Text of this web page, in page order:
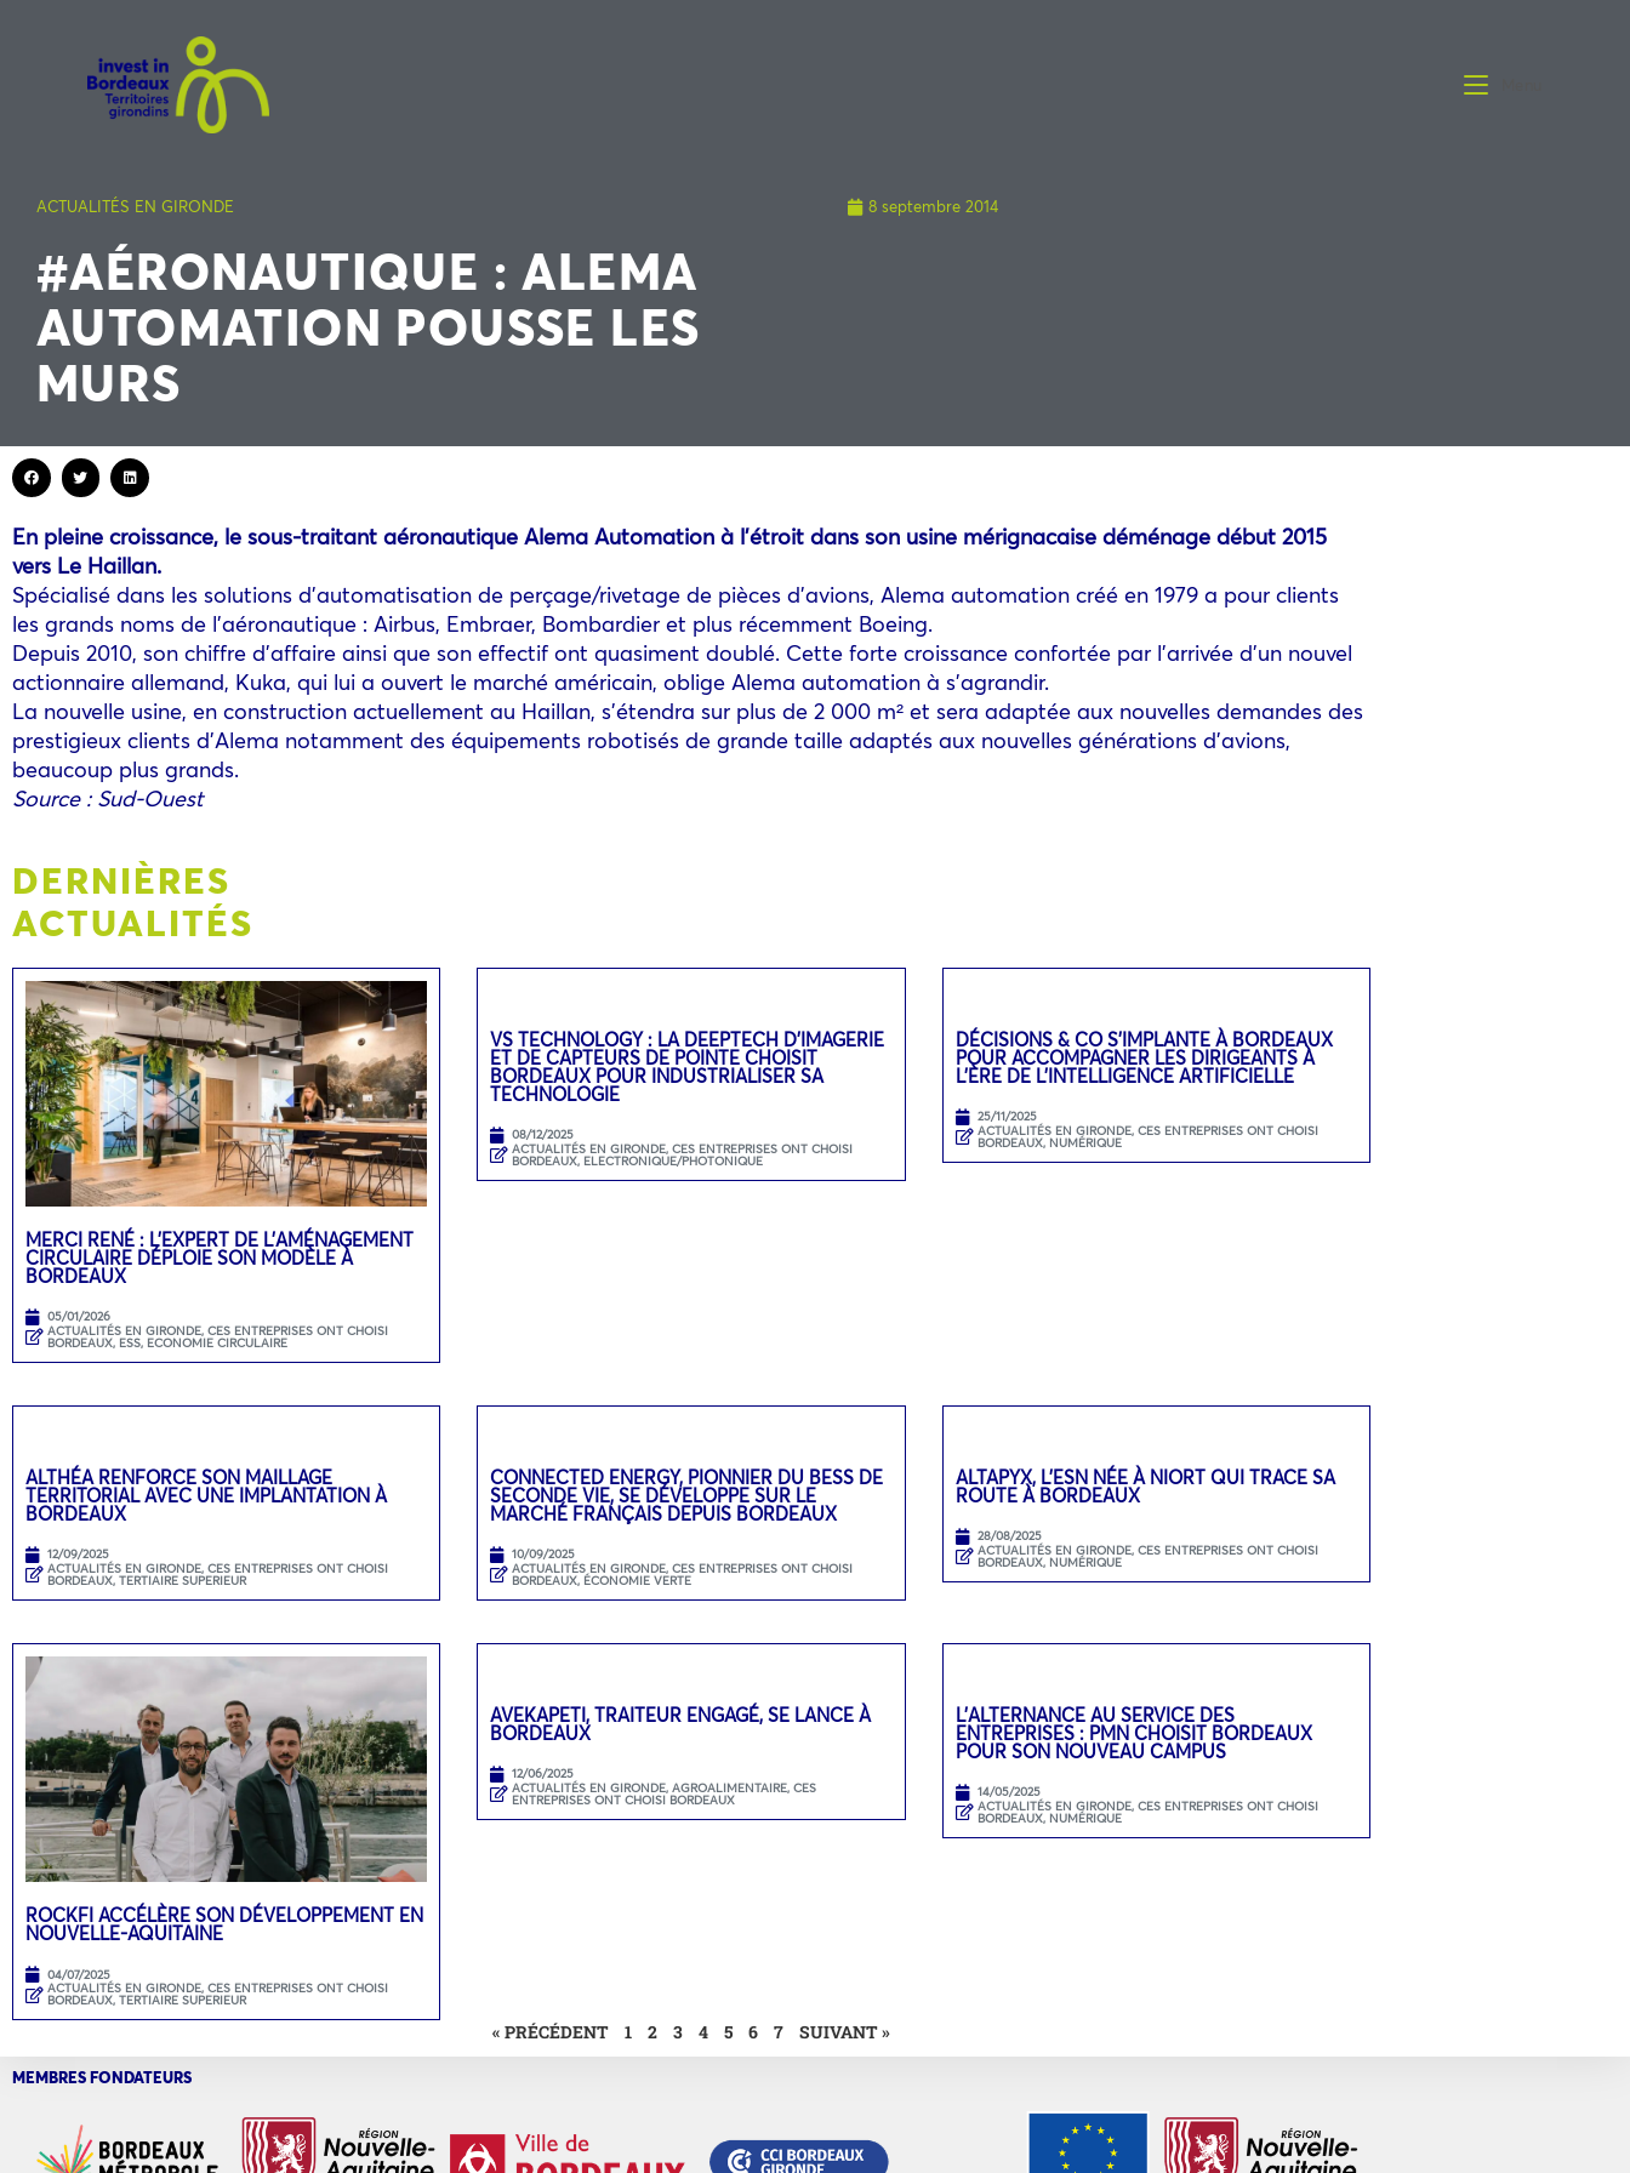
ACTUALITÉS EN GIRONDE
#AÉRONAUTIQUE : ALEMA
AUTOMATION POUSSE LES
MURS
8 septembre 2014
En pleine croissance, le sous-traitant aéronautique Alema Automation à l’étroit dans son usine mérignacaise déménage début 2015
vers Le Haillan.
Spécialisé dans les solutions d’automatisation de perçage/rivetage de pièces d’avions, Alema automation créé en 1979 a pour clients
les grands noms de l’aéronautique : Airbus, Embraer, Bombardier et plus récemment Boeing.
Depuis 2010, son chiffre d’affaire ainsi que son effectif ont quasiment doublé. Cette forte croissance confortée par l’arrivée d’un nouvel
actionnaire allemand, Kuka, qui lui a ouvert le marché américain, oblige Alema automation à s’agrandir.
La nouvelle usine, en construction actuellement au Haillan, s’étendra sur plus de 2 000 m² et sera adaptée aux nouvelles demandes des
prestigieux clients d’Alema notamment des équipements robotisés de grande taille adaptés aux nouvelles générations d’avions,
beaucoup plus grands.
Source : Sud-Ouest
DERNIÈRES
ACTUALITÉS
MERCI RENÉ : L’EXPERT DE L’AMÉNAGEMENT
CIRCULAIRE DÉPLOIE SON MODÈLE À
BORDEAUX
05/01/2026
ACTUALITÉS EN GIRONDE, CES ENTREPRISES ONT CHOISI
BORDEAUX, ESS, ECONOMIE CIRCULAIRE
VS TECHNOLOGY : LA DEEPTECH D’IMAGERIE
ET DE CAPTEURS DE POINTE CHOISIT
BORDEAUX POUR INDUSTRIALISER SA
TECHNOLOGIE
08/12/2025
ACTUALITÉS EN GIRONDE,CES ENTREPRISES ONT CHOISI
BORDEAUX, ELECTRONIQUE/PHOTONIQUE
DÉCISIONS & CO S’IMPLANTE À BORDEAUX
POUR ACCOMPAGNER LES DIRIGEANTS À
L’ÈRE DE L’INTELLIGENCE ARTIFICIELLE
25/11/2025
ACTUALITÉS EN GIRONDE, CES ENTREPRISES ONT CHOISI
BORDEAUX, NUMÉRIQUE
ALTHÉA RENFORCE SON MAILLAGE
TERRITORIAL AVEC UNE IMPLANTATION À
BORDEAUX
12/09/2025
ACTUALITÉS EN GIRONDE, CES ENTREPRISES ONT CHOISI
BORDEAUX, TERTIAIRE SUPERIEUR
CONNECTED ENERGY, PIONNIER DU BESS DE
SECONDE VIE, SE DÉVELOPPE SUR LE
MARCHÉ FRANÇAIS DEPUIS BORDEAUX
10/09/2025
ACTUALITÉS EN GIRONDE,CES ENTREPRISES ONT CHOISI
BORDEAUX, ÉCONOMIE VERTE
ALTAPYX, L’ESN NÉE À NIORT QUI TRACE SA
ROUTE À BORDEAUX
28/08/2025
ACTUALITÉS EN GIRONDE, CES ENTREPRISES ONT CHOISI
BORDEAUX, NUMÉRIQUE
ROCKFI ACCÉLÈRE SON DÉVELOPPEMENT EN
NOUVELLE-AQUITAINE
04/07/2025
ACTUALITÉS EN GIRONDE, CES ENTREPRISES ONT CHOISI
BORDEAUX, TERTIAIRE SUPERIEUR
AVEKAPETI, TRAITEUR ENGAGÉ, SE LANCE À
BORDEAUX
12/06/2025
ACTUALITÉS EN GIRONDE,AGROALIMENTAIRE,CES
ENTREPRISES ONT CHOISI BORDEAUX
L’ALTERNANCE AU SERVICE DES
ENTREPRISES : PMN CHOISIT BORDEAUX
POUR SON NOUVEAU CAMPUS
14/05/2025
ACTUALITÉS EN GIRONDE, CES ENTREPRISES ONT CHOISI
BORDEAUX, NUMÉRIQUE
« PRÉCÉDENT 1 2 3 4 5 6 7 SUIVANT »
MEMBRES FONDATEURS